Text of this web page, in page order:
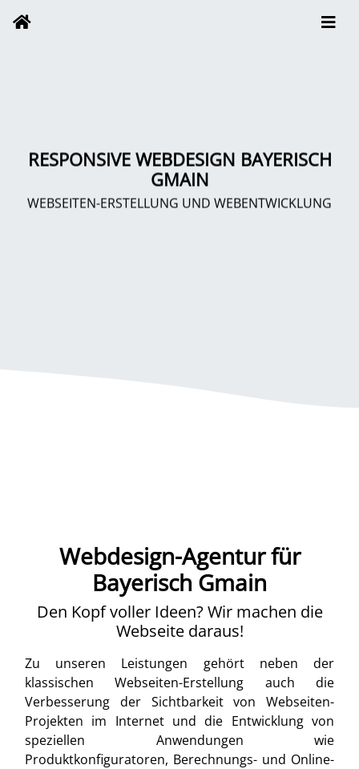
RESPONSIVE WEBDESIGN BAYERISCH
GMAIN
WEBSEITEN-ERSTELLUNG UND WEBENTWICKLUNG
Webdesign-Agentur für
Bayerisch Gmain
Den Kopf voller Ideen? Wir machen die
Webseite daraus!
Zu unseren Leistungen gehört neben der
klassischen Webseiten-Erstellung auch die
Verbesserung der Sichtbarkeit von Webseiten-
Projekten im Internet und die Entwicklung von
speziellen Anwendungen wie
Produktkonfiguratoren, Berechnungs- und Online-